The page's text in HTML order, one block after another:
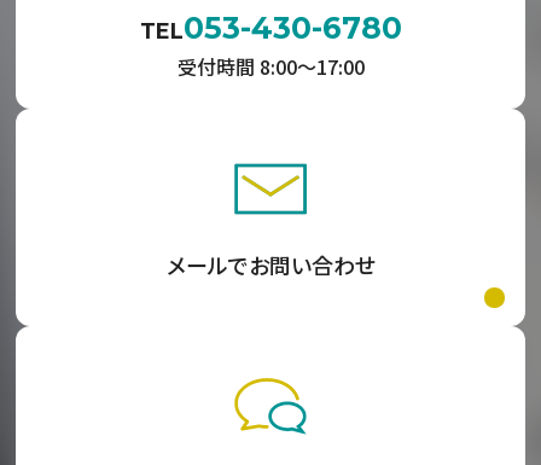
TEL053-430-6780
受付時間 8:00〜17:00
メールでお問い合わせ